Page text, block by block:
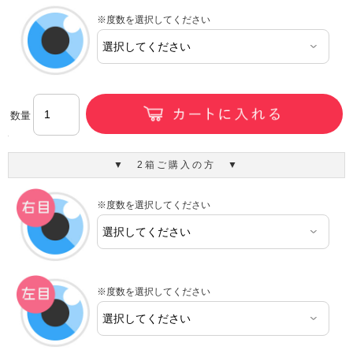
※度数を選択してください
数量
▼ 2箱ご購入の方 ▼
※度数を選択してください
※度数を選択してください